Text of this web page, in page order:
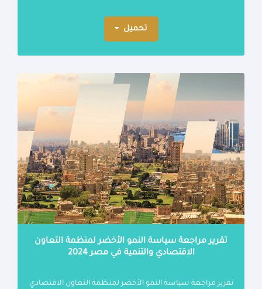
تحميل
تقرير مراجعة سياسة النمو الأخضر لمنظمة التعاون
الاقتصادي والتنمية في مصر 2024
تقرير مراجعة سياسة النمو الأخضر لمنظمة التعاون الاقتصادي